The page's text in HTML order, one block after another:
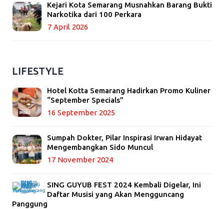
Kejari Kota Semarang Musnahkan Barang Bukti
Narkotika dari 100 Perkara
7 April 2026
LIFESTYLE
Hotel Kotta Semarang Hadirkan Promo Kuliner
“September Specials”
16 September 2025
Sumpah Dokter, Pilar Inspirasi Irwan Hidayat
Mengembangkan Sido Muncul
17 November 2024
SING GUYUB FEST 2024 Kembali Digelar, Ini
Daftar Musisi yang Akan Mengguncang
Panggung